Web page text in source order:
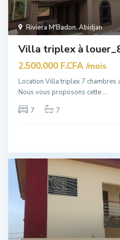
Riviera M'Badon,Abidjan
Villa triplex à
2.500.000 F.CFA/mois
Location Villa triplex 7 chambres
Nous vous proposons cette ...
7
7